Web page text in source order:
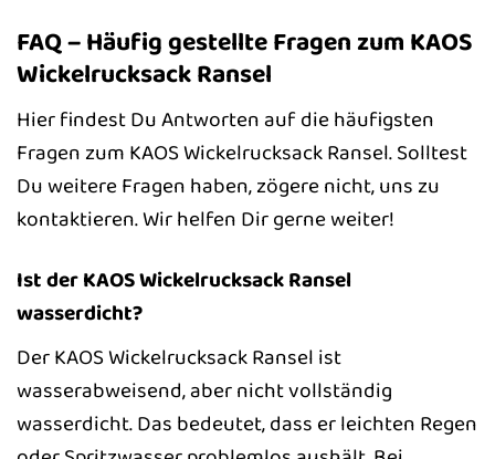
FAQ – Häufig gestellte Fragen zum KAOS
Wickelrucksack Ransel
Hier findest Du Antworten auf die häufigsten
Fragen zum KAOS Wickelrucksack Ransel. Solltest
Du weitere Fragen haben, zögere nicht, uns zu
kontaktieren. Wir helfen Dir gerne weiter!
Ist der KAOS Wickelrucksack Ransel
wasserdicht?
Der KAOS Wickelrucksack Ransel ist
wasserabweisend, aber nicht vollständig
wasserdicht. Das bedeutet, dass er leichten Regen